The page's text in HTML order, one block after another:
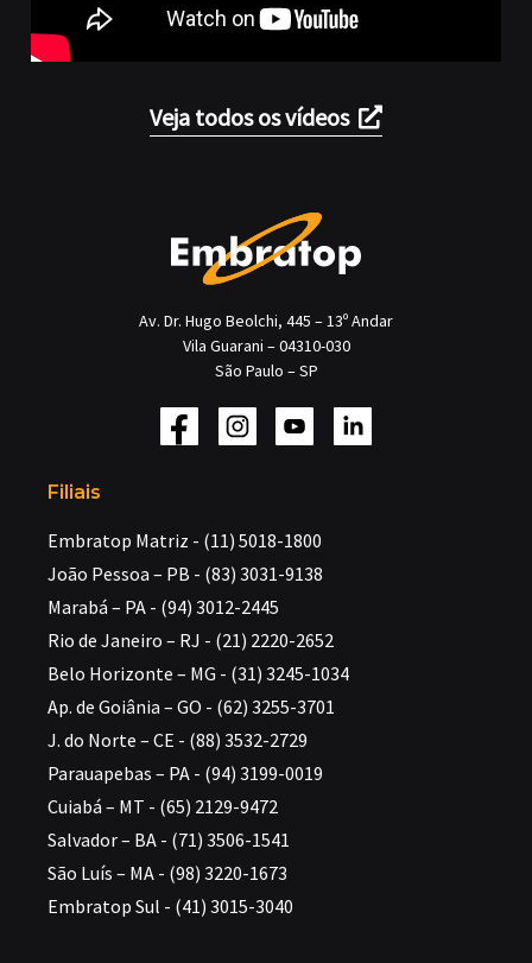
Veja todos os vídeos
Av. Dr. Hugo Beolchi, 445 – 13º Andar
Vila Guarani – 04310-030
São Paulo – SP
Filiais
Embratop Matriz - (11) 5018-1800
João Pessoa – PB - (83) 3031-9138
Marabá – PA - (94) 3012-2445
Rio de Janeiro – RJ - (21) 2220-2652
Belo Horizonte – MG - (31) 3245-1034
Ap. de Goiânia – GO - (62) 3255-3701
J. do Norte – CE - (88) 3532-2729
Parauapebas – PA - (94) 3199-0019
Cuiabá – MT - (65) 2129-9472
Salvador – BA - (71) 3506-1541
São Luís – MA - (98) 3220-1673
Embratop Sul - (41) 3015-3040